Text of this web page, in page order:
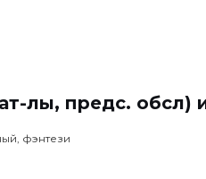
лы, предс. обсл)
фэнтези